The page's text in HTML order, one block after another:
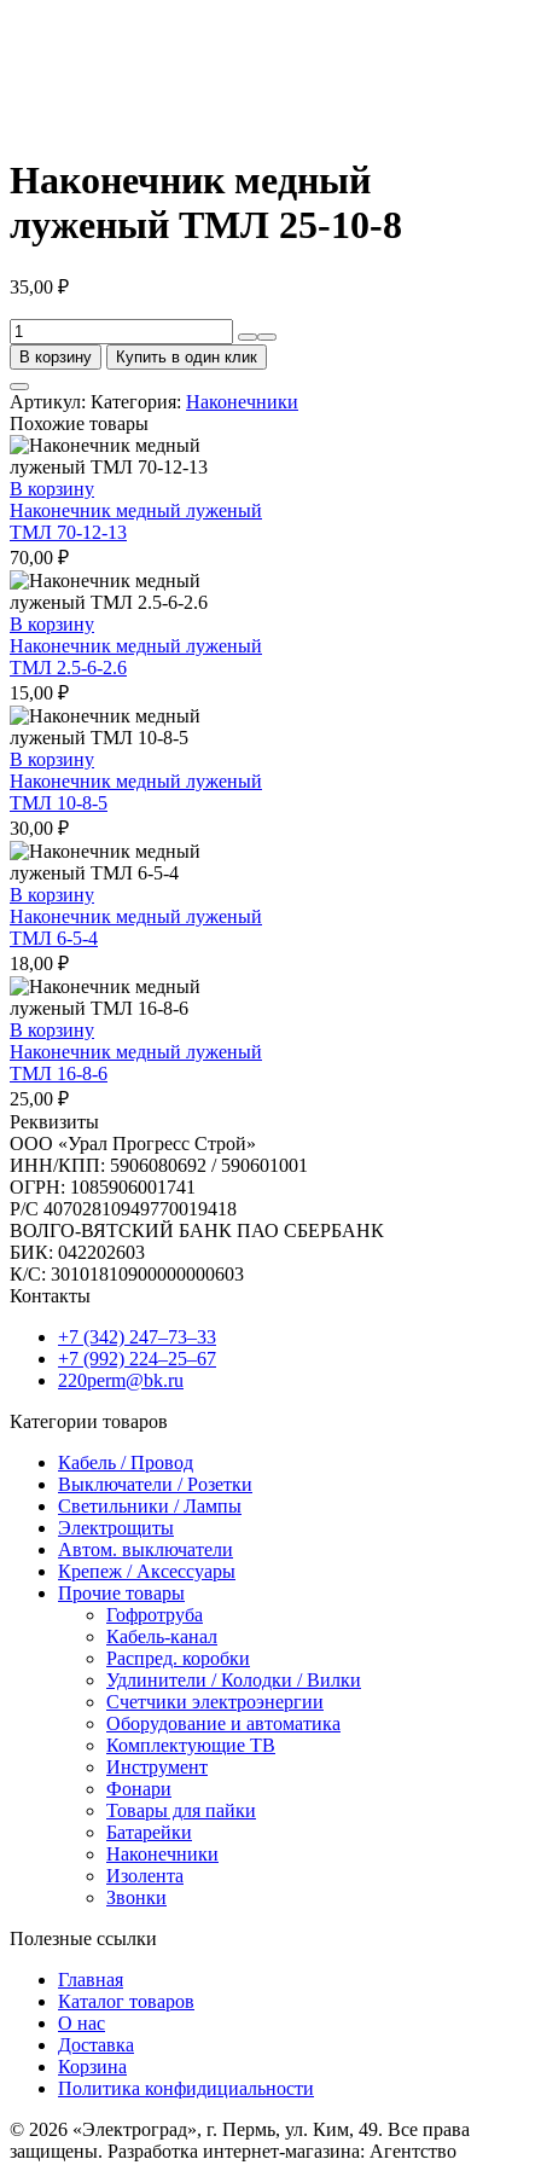
Наконечник медный
луженый ТМЛ 25-10-8
35,00 ₽
Количество
товара
Наконечник
медный
луженый
ТМЛ
25-
10-
8
В корзину Купить в один клик
Артикул: Категория: Наконечники
Похожие товары
В корзину
Наконечник медный луженый
ТМЛ 70-12-13
70,00 ₽
В корзину
Наконечник медный луженый
ТМЛ 2.5-6-2.6
15,00 ₽
В корзину
Наконечник медный луженый
ТМЛ 10-8-5
30,00 ₽
В корзину
Наконечник медный луженый
ТМЛ 6-5-4
18,00 ₽
В корзину
Наконечник медный луженый
ТМЛ 16-8-6
25,00 ₽
Реквизиты
ООО «Урал Прогресс Строй»
ИНН/КПП: 5906080692 / 590601001
ОГРН: 1085906001741
Р/C 40702810949770019418
ВОЛГО-ВЯТСКИЙ БАНК ПАО СБЕРБАНК
БИК: 042202603
К/С: 30101810900000000603
Контакты
+7 (342) 247‒73‒33
+7 (992) 224‒25‒67
220perm@bk.ru
Категории товаров
Кабель / Провод
Выключатели / Розетки
Светильники / Лампы
Электрощиты
Автом. выключатели
Крепеж / Аксессуары
Прочие товары
Гофротруба
Кабель-канал
Распред. коробки
Удлинители / Колодки / Вилки
Счетчики электроэнергии
Оборудование и автоматика
Комплектующие ТВ
Инструмент
Фонари
Товары для пайки
Батарейки
Наконечники
Изолента
Звонки
Полезные ссылки
Главная
Каталог товаров
О нас
Доставка
Корзина
Политика конфидициальности
© 2026 «Электроград», г. Пермь, ул. Ким, 49. Все права
защищены. Разработка интернет-магазина: Агентство